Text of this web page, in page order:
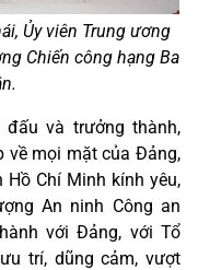
Ủy viên Trung ương
Chiến công hạng Ba
và trưởng thành,
về mọi mặt của Đảng,
Chí Minh kính yêu,
An ninh Công an
với Đảng, với Tổ
trí, dũng cảm, vượt